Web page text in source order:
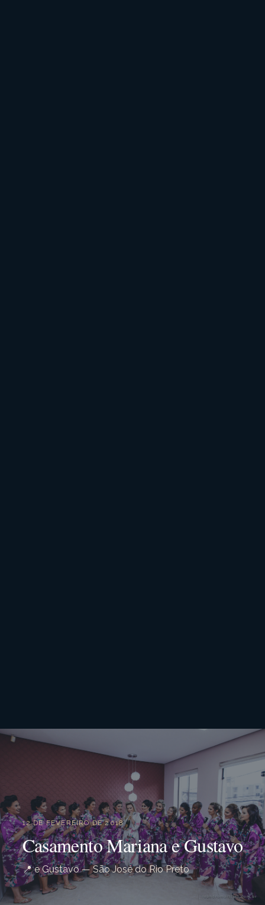
12 DE FEVEREIRO DE 2018
Casamento Mariana e Gustavo
📍 e Gustavo — São José do Rio Preto